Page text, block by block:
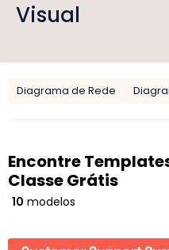
Visual
Diagrama de Rede
Encontre
Classe Grátis
10 modelos